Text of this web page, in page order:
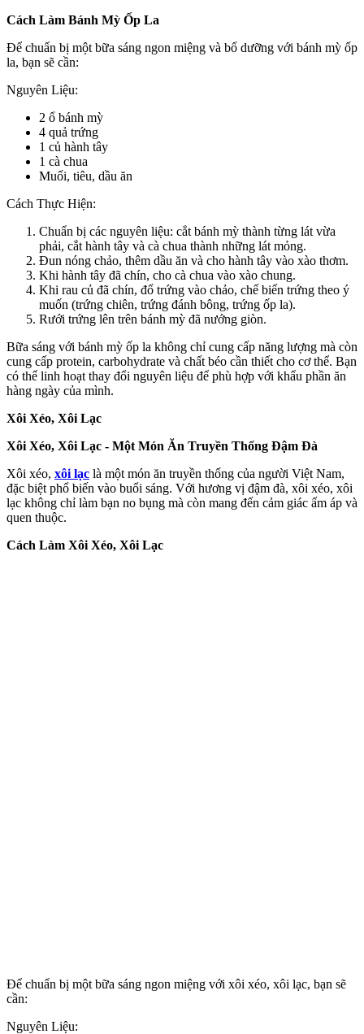
Cách Làm Bánh Mỳ Ốp La
Để chuẩn bị một bữa sáng ngon miệng và bổ dưỡng với bánh mỳ ốp
la, bạn sẽ cần:
Nguyên Liệu:
2 ổ bánh mỳ
4 quả trứng
1 củ hành tây
1 cà chua
Muối, tiêu, dầu ăn
Cách Thực Hiện:
Chuẩn bị các nguyên liệu: cắt bánh mỳ thành từng lát vừa
phải, cắt hành tây và cà chua thành những lát mỏng.
Đun nóng chảo, thêm dầu ăn và cho hành tây vào xào thơm.
Khi hành tây đã chín, cho cà chua vào xào chung.
Khi rau củ đã chín, đổ trứng vào chảo, chế biến trứng theo ý
muốn (trứng chiên, trứng đánh bông, trứng ốp la).
Rưới trứng lên trên bánh mỳ đã nướng giòn.
Bữa sáng với bánh mỳ ốp la không chỉ cung cấp năng lượng mà còn
cung cấp protein, carbohydrate và chất béo cần thiết cho c‌ơ th‌ể. Bạn
có thể linh hoạt thay đổi nguyên liệu để phù hợp với khẩu phần ăn
hàng ngày của mình.
Xôi Xéo, Xôi Lạc
Xôi Xéo, Xôi Lạc - Một Món Ăn Truyền Thống Đậm Đà
Xôi xéo, xôi lạc là một món ăn truyền thống của người Việt Nam,
đặc biệt phổ biến vào buổi sáng. Với hương vị đậm đà, xôi xéo, xôi
lạc không chỉ làm bạn no bụng mà còn mang đến cảm giác ấm áp và
quen thuộc.
Cách Làm Xôi Xéo, Xôi Lạc
Để chuẩn bị một bữa sáng ngon miệng với xôi xéo, xôi lạc, bạn sẽ
cần:
Nguyên Liệu: